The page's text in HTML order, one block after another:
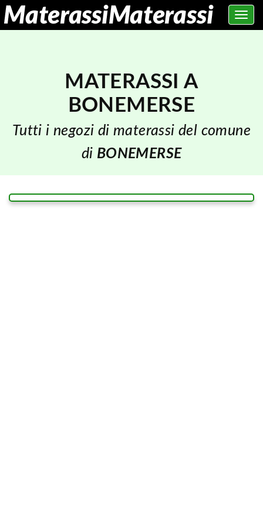
Toggle
MATERASSI A
BONEMERSE
Tutti i negozi di materassi del comune
di BONEMERSE